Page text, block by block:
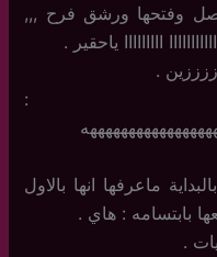
وفتحها ورشق فرح ,,,
ااااااااا ياحقير .
.
:
ماعرفها انها بالاول
بابتسامه : هاي .
.